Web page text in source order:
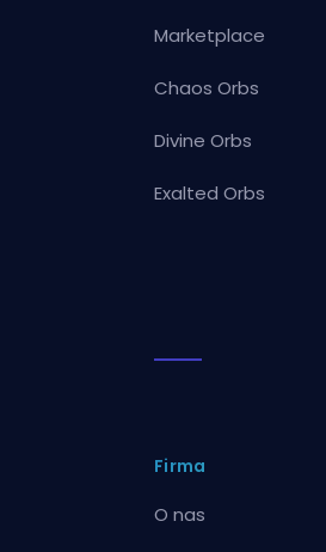
Marketplace
Chaos Orbs
Divine Orbs
Exalted Orbs
Firma
O nas